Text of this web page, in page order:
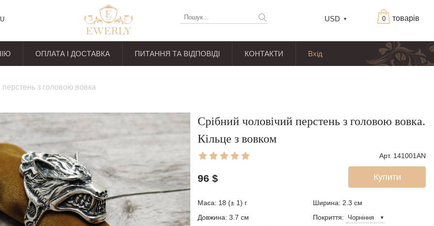
товарів
0
USD
ОПЛАТА І ДОСТАВКА ПИТАННЯ ТА ВІДПОВІДІ КОНТАКТИ Вхід
перстень з головою вовка
Срібний чоловічий перстень з головою вовка.
Кільце з вовком
Арт. 141001AN
Купити
96 $
Маса: 18 (± 1) г Ширина: 2.3 см
Довжина: 3.7 см
Покриття: